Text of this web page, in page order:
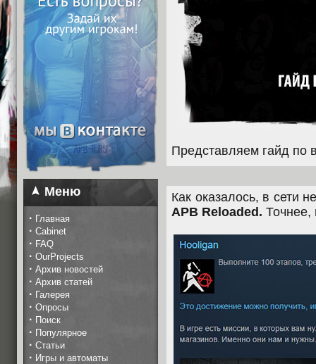
Меню
· Главная
· Cabinet
· FAQ
· OurProjects
· Архив новостей
· Архив статей
· Галерея
· Опросы
· Поиск
· Популярное
· Статьи
· Игры и автоматы
Представляем гайд по
Как оказалось, в сети
APB Reloaded. Точнее,